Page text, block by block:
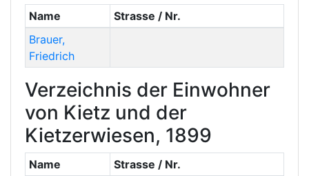
Name
Strasse / Nr.
Brauer,
Friedrich
Verzeichnis der Einwohner
von Kietz und der
Kietzerwiesen, 1899
Name
Strasse / Nr.